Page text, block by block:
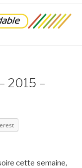
2015 –
cette semaine,